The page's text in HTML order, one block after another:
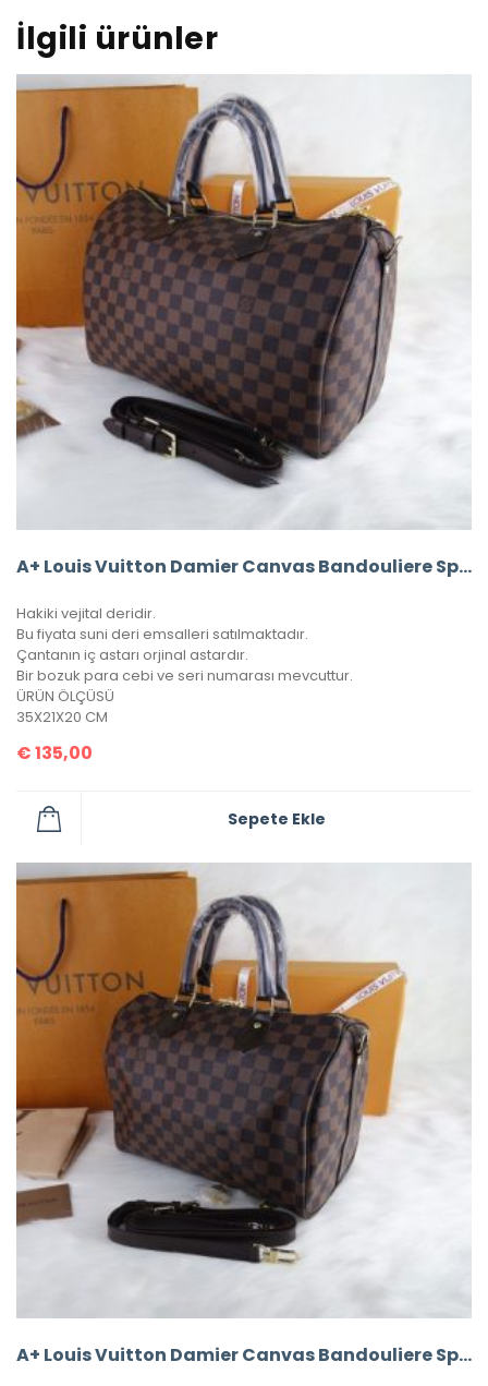
İlgili ürünler
A+ Louis Vuitton Damier Canvas Bandouliere Speedy 35’Lik Vejital Deri
Hakiki vejital deridir.
Bu fiyata suni deri emsalleri satılmaktadır.
Çantanın iç astarı orjinal astardır.
Bir bozuk para cebi ve seri numarası mevcuttur.
ÜRÜN ÖLÇÜSÜ
35X21X20 CM
€135,00
Sepete Ekle
A+ Louis Vuitton Damier Canvas Bandouliere Speedy 30’Luk Vejital Deri